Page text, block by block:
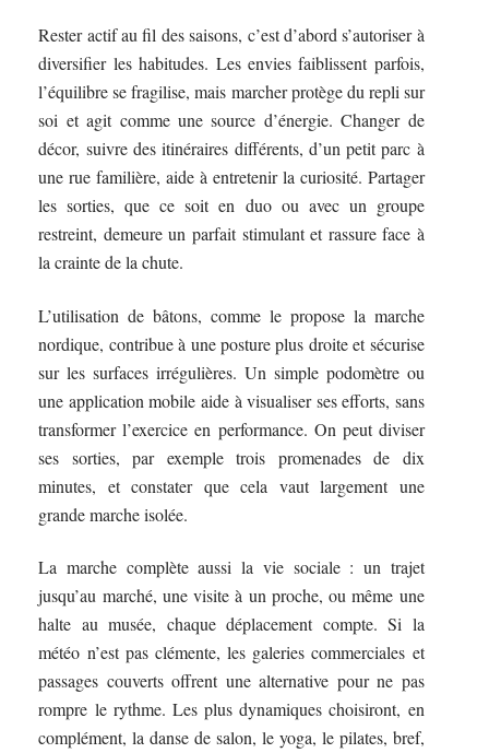
Rester actif au fil des saisons, c’est d’abord s’autoriser à
diversifier les habitudes. Les envies faiblissent parfois,
l’équilibre se fragilise, mais marcher protège du repli sur
soi et agit comme une source d’énergie. Changer de
décor, suivre des itinéraires différents, d’un petit parc à
une rue familière, aide à entretenir la curiosité. Partager
les sorties, que ce soit en duo ou avec un groupe
restreint, demeure un parfait stimulant et rassure face à
la crainte de la chute.
L’utilisation de bâtons, comme le propose la marche
nordique, contribue à une posture plus droite et sécurise
sur les surfaces irrégulières. Un simple podomètre ou
une application mobile aide à visualiser ses efforts, sans
transformer l’exercice en performance. On peut diviser
ses sorties, par exemple trois promenades de dix
minutes, et constater que cela vaut largement une
grande marche isolée.
La marche complète aussi la vie sociale : un trajet
jusqu’au marché, une visite à un proche, ou même une
halte au musée, chaque déplacement compte. Si la
météo n’est pas clémente, les galeries commerciales et
passages couverts offrent une alternative pour ne pas
rompre le rythme. Les plus dynamiques choisiront, en
complément, la danse de salon, le yoga, le pilates, bref,